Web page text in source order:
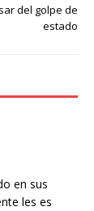
del golpe de
estado
en sus
les es